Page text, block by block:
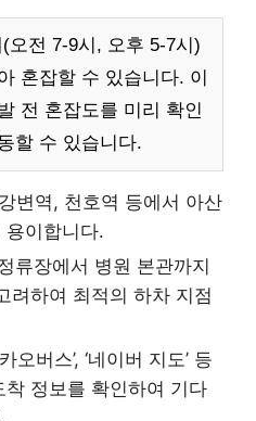
오전 7-9시, 오후 5-7시)
혼잡할 수 있습니다. 이
전 혼잡도를 미리 확인
할 수 있습니다.
변역, 천호역 등에서 아산
용이합니다.
류장에서 병원 본관까지
려하여 최적의 하차 지점
오버스’, ‘네이버 지도’ 등
정보를 확인하여 기다